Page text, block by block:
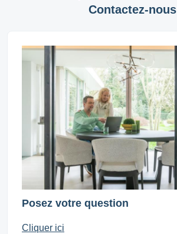
Contactez-nous
Posez votre question
Cliquer ici